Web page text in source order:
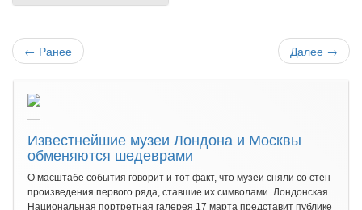
← Ранее Далее →
Известнейшие музеи Лондона и Москвы
обменяются шедеврами
О масштабе события говорит и тот факт, что музеи сняли со стен
произведения первого ряда, ставшие их символами. Лондонская
Национальная портретная галерея 17 марта представит публике